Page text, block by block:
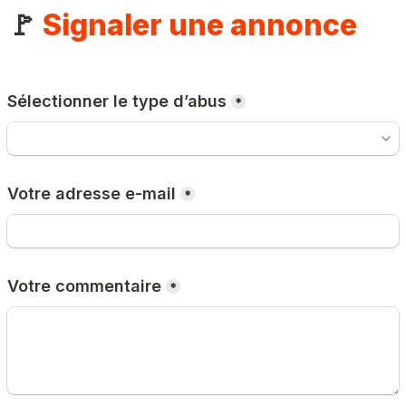
🚩 Signaler une annonce
Sélectionner le type d’abus *
Votre adresse e-mail *
Votre commentaire *